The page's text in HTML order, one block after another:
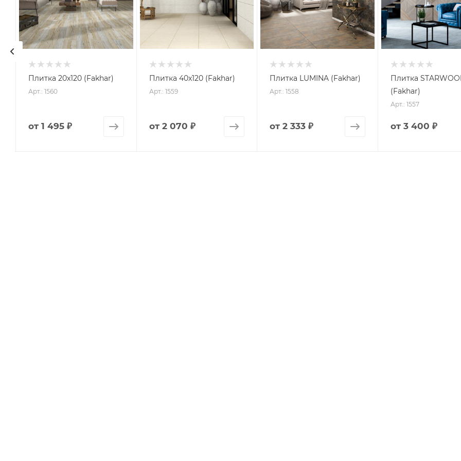
Плитка 20x120 (Fakhar)
Арт.: 1560
от 1 495 ₽
Плитка 40x120 (Fakhar)
Арт.: 1559
от 2 070 ₽
Плитка LUMINA (Fakhar)
Арт.: 1558
от2 333 ₽
Плитка
(Fakhar)
Арт.: 1557
от 3 400 ₽